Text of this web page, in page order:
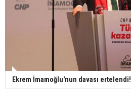
Ekrem İmamoğlu'nun davası ertelendi!